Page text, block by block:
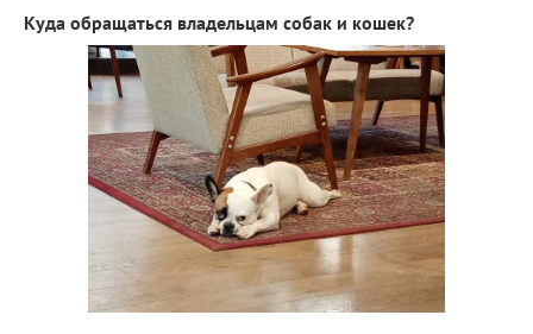
Куда обращаться владельцам собак и кошек?